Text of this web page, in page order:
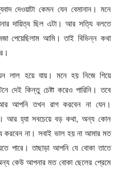
দেওয়াটা কেমন যেন বেমানান। মনে
দায়িত্ব ছিল এটা। আর সত্যি বলতে
পেয়েছিলাম আমি। তাই বিভিন্ন কথা
লাল হয়ে যায়। মনে হয় নিজে গিয়ে
দেই কিন্তু চেষ্টা করেও পারিনি। তবে
আপনি তখন রাগ করবেন না যেন।
আর হ্যা সবচেয়ে বড় কথা, অন্য কোন
করবেন না। সবাই ভাল হয় না আমার মত
পারে। তাছাড়া আপনি যে বোকা তাতে
কেউ আপনার মত বোকা ছেলের প্রেমে